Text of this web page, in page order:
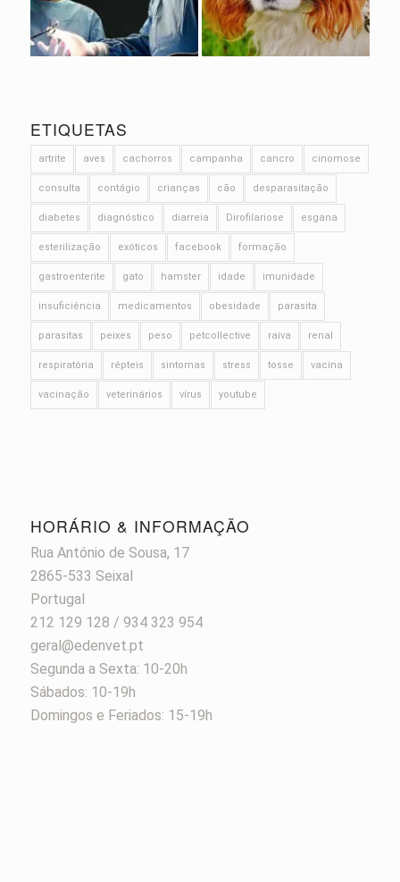
ETIQUETAS
artrite aves cachorros campanha cancro cinomose
consulta contágio crianças cão desparasitação
diabetes diagnóstico diarreia Dirofilariose esgana
esterilização exóticos facebook formação
gastroenterite gato hamster idade imunidade
insuficiência medicamentos obesidade parasita
parasitas peixes peso petcollective raiva renal
respiratória répteis sintomas stress tosse vacina
vacinação veterinários vírus youtube
HORÁRIO & INFORMAÇÃO
Rua António de Sousa, 17
2865-533 Seixal
Portugal
212 129 128 / 934 323 954
geral@edenvet.pt
Segunda a Sexta: 10-20h
Sábados: 10-19h
Domingos e Feriados: 15-19h